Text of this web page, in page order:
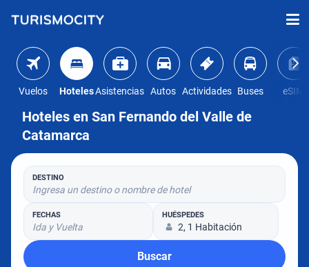
Vuelos HotelesAsistencias Autos Actividades Buses eSIM
Hoteles en San Fernando del Valle de
Catamarca
DESTINO
Ingresa un destino o nombre de hotel
FECHAS
Ida y Vuelta
HUÉSPEDES
2, 1 Habitación
Buscar